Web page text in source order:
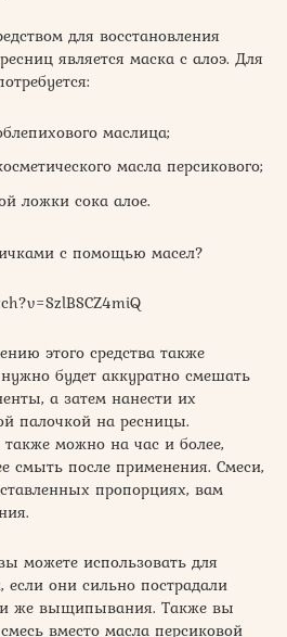
для восстановления
является маска с алоэ. Для
маслица;
масла персикового;
ложки сока алое.
с помощью масел?
этого средства также
будет аккуратно смешать
а затем нанести их
палочкой на ресницы.
можно на час и более,
смыть после применения. Смеси,
пропорциях, вам
можете использовать для
если они сильно пострадали
же выщипывания. Также вы
вместо масла персиковой